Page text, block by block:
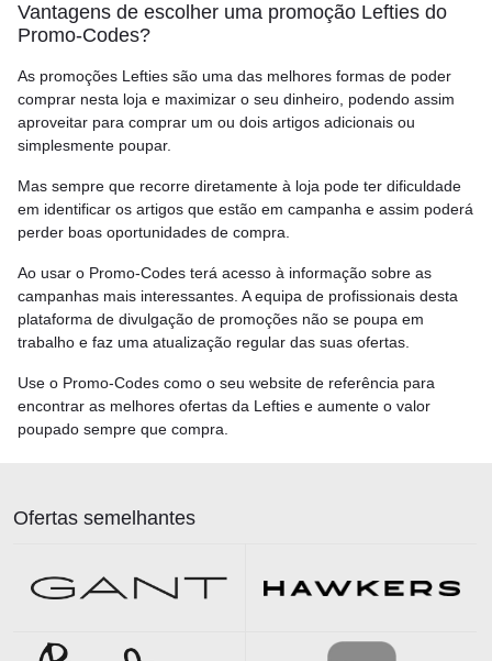
Vantagens de escolher uma promoção Lefties do
Promo-Codes?
As promoções Lefties são uma das melhores formas de poder
comprar nesta loja e maximizar o seu dinheiro, podendo assim
aproveitar para comprar um ou dois artigos adicionais ou
simplesmente poupar.
Mas sempre que recorre diretamente à loja pode ter dificuldade
em identificar os artigos que estão em campanha e assim poderá
perder boas oportunidades de compra.
Ao usar o Promo-Codes terá acesso à informação sobre as
campanhas mais interessantes. A equipa de profissionais desta
plataforma de divulgação de promoções não se poupa em
trabalho e faz uma atualização regular das suas ofertas.
Use o Promo-Codes como o seu website de referência para
encontrar as melhores ofertas da Lefties e aumente o valor
poupado sempre que compra.
Ofertas semelhantes